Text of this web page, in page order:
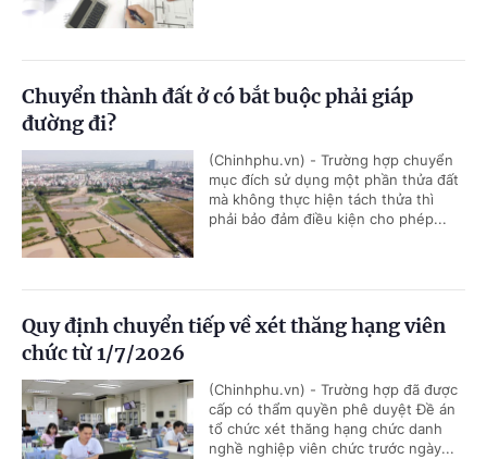
Chuyển thành đất ở có bắt buộc phải giáp
đường đi?
(Chinhphu.vn) - Trường hợp chuyển
mục đích sử dụng một phần thửa đất
mà không thực hiện tách thửa thì
phải bảo đảm điều kiện cho phép...
Quy định chuyển tiếp về xét thăng hạng viên
chức từ 1/7/2026
(Chinhphu.vn) - Trường hợp đã được
cấp có thẩm quyền phê duyệt Đề án
tổ chức xét thăng hạng chức danh
nghề nghiệp viên chức trước ngày...